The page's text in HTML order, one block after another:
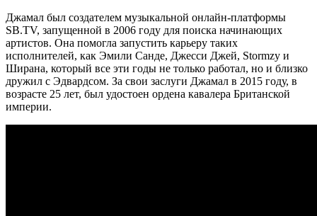
Джамал был создателем музыкальной онлайн-платформы
SB.TV, запущенной в 2006 году для поиска начинающих
артистов. Она помогла запустить карьеру таких
исполнителей, как Эмили Санде, Джесси Джей, Stormzy и
Ширана, который все эти годы не только работал, но и близко
дружил с Эдвардсом. За свои заслуги Джамал в 2015 году, в
возрасте 25 лет, был удостоен ордена кавалера Британской
империи.